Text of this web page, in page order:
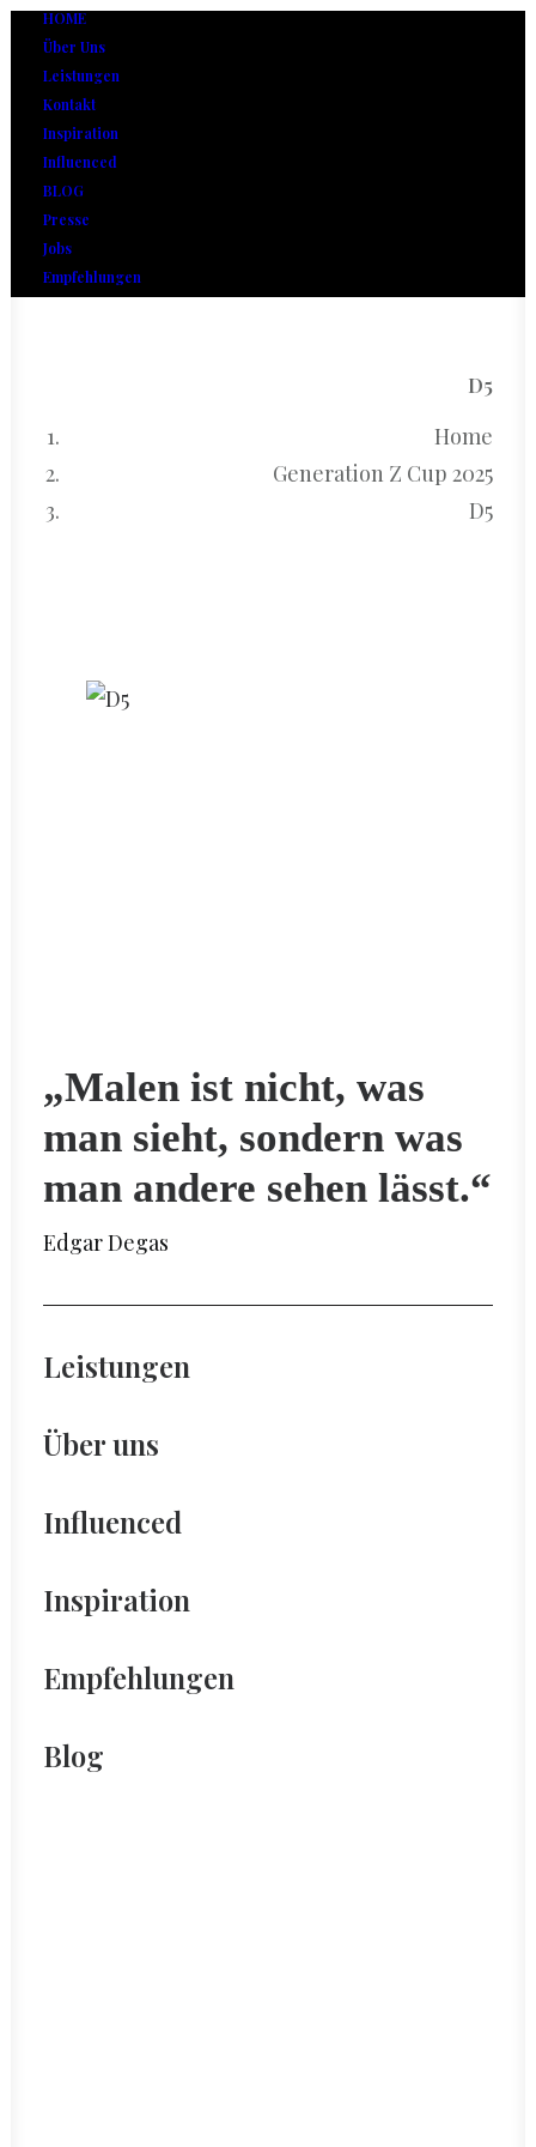
HOME
Über Uns
Leistungen
Kontakt
Inspiration
Influenced
BLOG
Presse
Jobs
Empfehlungen
D5
Home
Generation Z Cup 2025
D5
„Malen ist nicht, was
man sieht, sondern was
man andere sehen lässt.“
Edgar Degas
Leistungen
Über uns
Influenced
Inspiration
Empfehlungen
Blog